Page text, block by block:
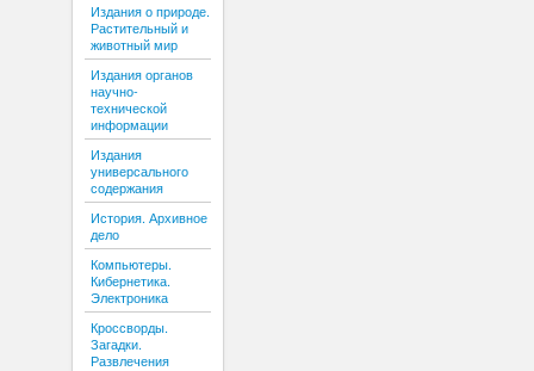
Издания о природе.
Растительный и
животный мир
Издания органов
научно-
технической
информации
Издания
универсального
содержания
История. Архивное
дело
Компьютеры.
Кибернетика.
Электроника
Кроссворды.
Загадки.
Развлечения